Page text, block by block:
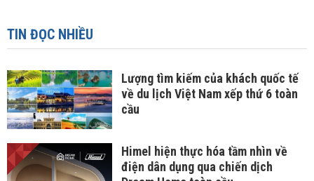
TIN ĐỌC NHIỀU
Lượng tìm kiếm của khách quốc tế
về du lịch Việt Nam xếp thứ 6 toàn
cầu
Himel hiện thực hóa tầm nhìn về
điện dân dụng qua chiến dịch